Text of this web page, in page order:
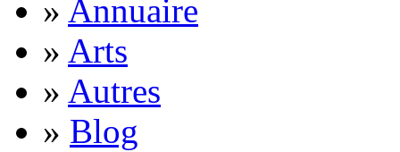
» Annuaire
» Arts
» Autres
» Blog